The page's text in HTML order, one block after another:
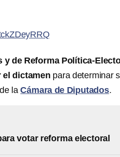
de Reforma Política-
el dictamen para determinar
laCámara de Diputados.
votar reforma electoral